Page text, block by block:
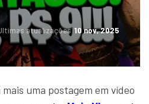
atualizações10 nov, 2025
uma postagem em vídeo